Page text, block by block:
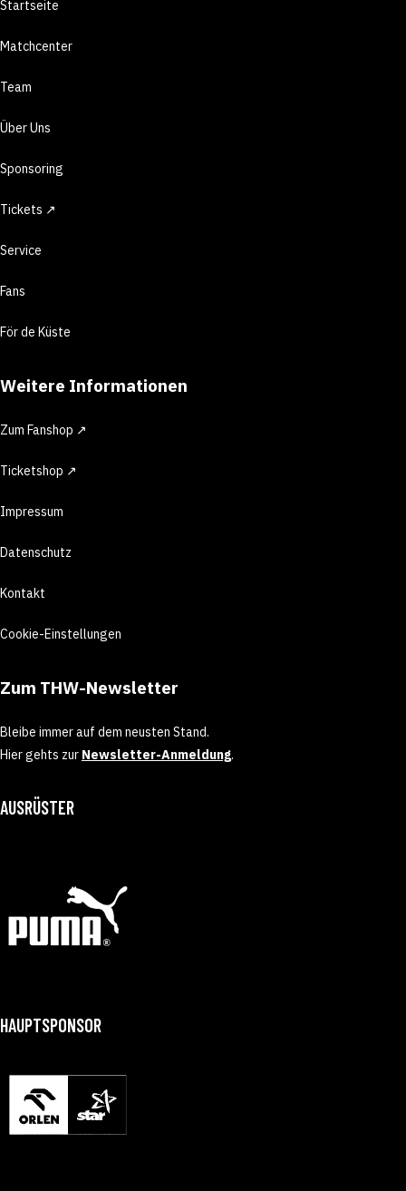
Startseite
Matchcenter
Team
Über Uns
Sponsoring
Tickets ↗
Service
Fans
För de Küste
Weitere Informationen
Zum Fanshop ↗
Ticketshop ↗
Impressum
Datenschutz
Kontakt
Cookie-Einstellungen
Zum THW-Newsletter
Bleibe immer auf dem neusten Stand.
Hier gehts zur Newsletter-Anmeldung.
AUSRÜSTER
HAUPTSPONSOR